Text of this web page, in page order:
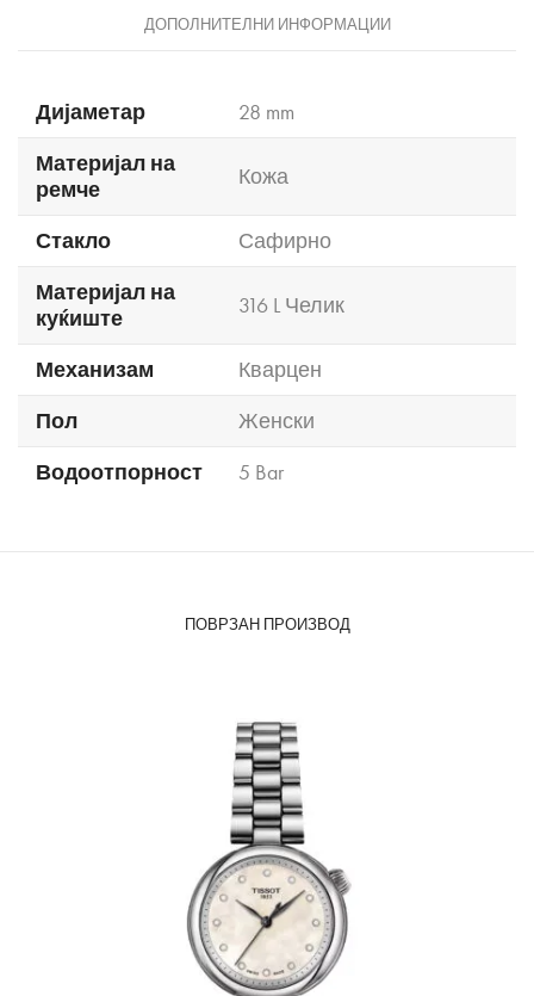
ДОПОЛНИТЕЛНИ ИНФОРМАЦИИ
Дијаметар
28 mm
Материјал на
ремче
Кожа
Стакло
Сафирно
Материјал на
куќиште
316 L Челик
Механизам
Кварцен
Пол
Женски
Водоотпорност
5 Bar
ПОВРЗАН ПРОИЗВОД